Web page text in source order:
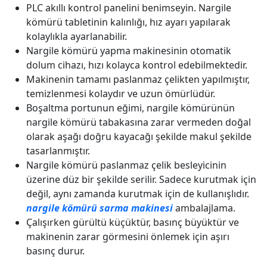
PLC akıllı kontrol panelini benimseyin. Nargile
kömürü tabletinin kalınlığı, hız ayarı yapılarak
kolaylıkla ayarlanabilir.
Nargile kömürü yapma makinesinin otomatik
dolum cihazı, hızı kolayca kontrol edebilmektedir.
Makinenin tamamı paslanmaz çelikten yapılmıştır,
temizlenmesi kolaydır ve uzun ömürlüdür.
Boşaltma portunun eğimi, nargile kömürünün
nargile kömürü tabakasına zarar vermeden doğal
olarak aşağı doğru kayacağı şekilde makul şekilde
tasarlanmıştır.
Nargile kömürü paslanmaz çelik besleyicinin
üzerine düz bir şekilde serilir. Sadece kurutmak için
değil, aynı zamanda kurutmak için de kullanışlıdır.
nargile kömürü sarma makinesiambalajlama.
Çalışırken gürültü küçüktür, basınç büyüktür ve
makinenin zarar görmesini önlemek için aşırı
basınç durur.